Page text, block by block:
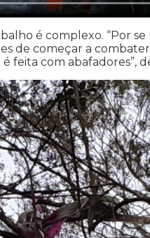
é complexo. “Por
de começar a
feita com abafadores”,